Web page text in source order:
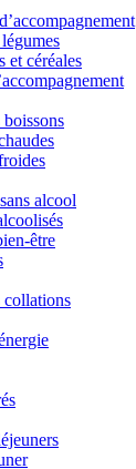
et céréales
boissons
alcool
être
collations